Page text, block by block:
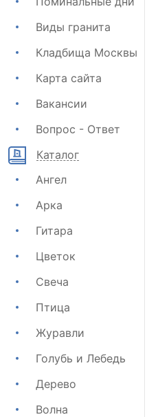
Виды гранита
Кладбища Москвы
Карта сайта
Вакансии
Вопрос - Ответ
Каталог
Ангел
Арка
Гитара
Цветок
Свеча
Птица
Журавли
Голубь и Лебедь
Дерево
Волна